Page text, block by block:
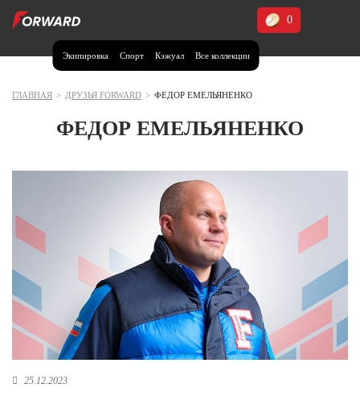
Экипировка Спорт Кэжуал Все коллекции
0
Москва и МО
Волгоградская область (1)
Воронежская область (1)
Калининградская область (1)
Кемеровская область (2)
Краснодарский край (5)
Красноярский край (5)
Курская область (1)
Москва и МО (14)
Нижегородская область (1)
ГЛАВНАЯ > ДРУЗЬЯ FORWARD > ФЕДОР ЕМЕЛЬЯНЕНКО
ФЕДОР ЕМЕЛЬЯНЕНКО
25.12.2023